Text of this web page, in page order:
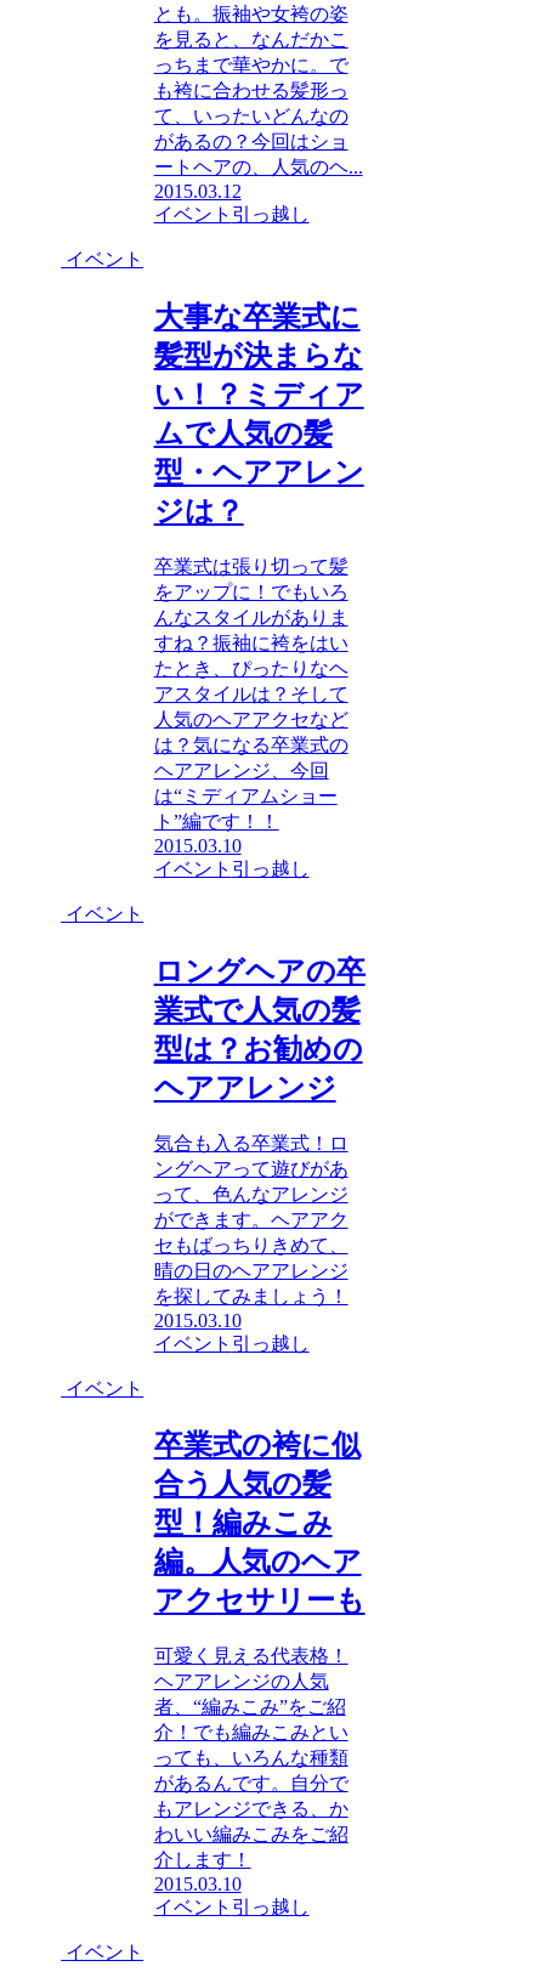
とも。振袖や女袴の姿
を見ると、なんだかこ
っちまで華やかに。で
も袴に合わせる髪形っ
て、いったいどんなの
があるの？今回はショ
ートヘアの、人気のヘ...
2015.03.12
イベント 引っ越し
イベント
大事な卒業式に
髪型が決まらな
い！？ミディア
ムで人気の髪
型・ヘアアレン
ジは？
卒業式は張り切って髪
をアップに！でもいろ
んなスタイルがありま
すね？振袖に袴をはい
たとき、ぴったりなヘ
アスタイルは？そして
人気のヘアアクセなど
は？気になる卒業式の
ヘアアレンジ、今回
は“ミディアムショー
ト”編です！！
2015.03.10
イベント 引っ越し
イベント
ロングヘアの卒
業式で人気の髪
型は？お勧めの
ヘアアレンジ
気合も入る卒業式！ロ
ングヘアって遊びがあ
って、色んなアレンジ
ができます。ヘアアク
セもばっちりきめて、
晴の日のヘアアレンジ
を探してみましょう！
2015.03.10
イベント 引っ越し
イベント
卒業式の袴に似
合う人気の髪
型！編みこみ
編。人気のヘア
アクセサリーも
可愛く見える代表格！
ヘアアレンジの人気
者、“編みこみ”をご紹
介！でも編みこみとい
っても、いろんな種類
があるんです。自分で
もアレンジできる、か
わいい編みこみをご紹
介します！
2015.03.10
イベント 引っ越し
イベント